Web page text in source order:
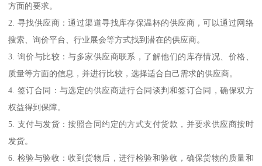
方面的要求。
2. 寻找供应商：通过渠道寻找库存保温杯的供应商，可以通过网络
搜索、询价平台、行业展会等方式找到潜在的供应商。
3. 询价与比较：与多家供应商联系，了解他们的库存情况、价格、
质量等方面的信息，并进行比较，选择适合自己需求的供应商。
4. 签订合同：与选定的供应商进行合同谈判和签订合同，确保双方
权益得到保障。
5. 支付与发货：按照合同约定的方式支付货款，并要求供应商按时
发货。
6. 检验与验收：收到货物后，进行检验和验收，确保货物的质量和